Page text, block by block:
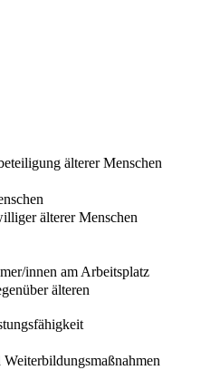
älterer Menschen
älterer Menschen
innen am Arbeitsplatz
älteren